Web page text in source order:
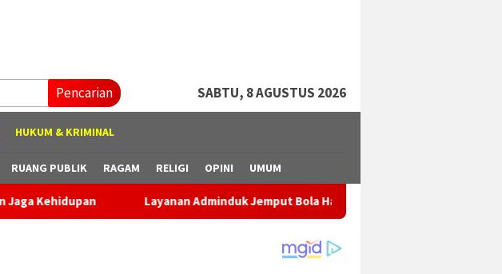
Pencarian SABTU, 8 AGUSTUS 2026
HUKUM & KRIMINAL
RUANG PUBLIK RAGAM RELIGI OPINI UMUM
Layanan Adminduk Jemput Bola Hadir di Tengah Masyarakat, Warga Kebonpedes